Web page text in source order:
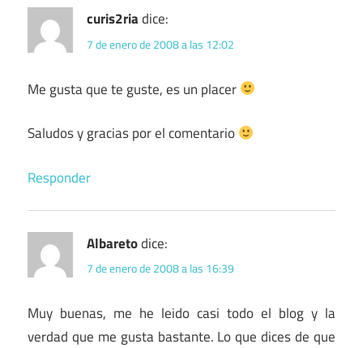
curis2riadice:
7 de enero de 2008 a las 12:02
Me gusta que te guste, es un placer
Saludos y gracias por el comentario
Responder
Albaretodice:
7 de enero de 2008 a las 16:39
Muy buenas, me he leido casi todo el blog y la
verdad que me gusta bastante. Lo que dices de que